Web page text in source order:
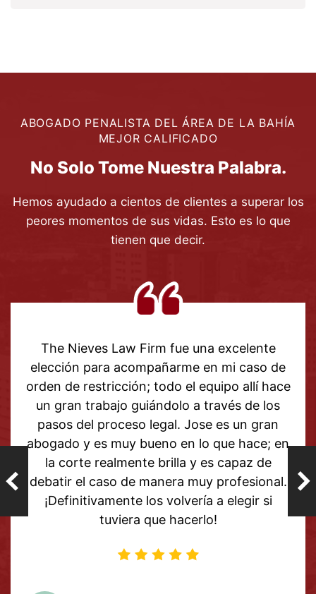
ABOGADO PENALISTA DEL ÁREA DE LA BAHÍA
MEJOR CALIFICADO
No Solo Tome Nuestra Palabra.
Hemos ayudado a cientos de clientes a superar los
peores momentos de sus vidas. Esto es lo que
tienen que decir.
fue una excelente
en mi caso de
el equipo allí hace
a través de los
Jose es un gran
en lo que hace; en
y es capaz de
muy profesional.
volvería a elegir si
hacerlo!
Gracias a mi
ayuda con mi caso.
resultado me hizo tan
seguir adelante con
pasado. Todos en
fin, han sido tan
¡Recomiendo
M